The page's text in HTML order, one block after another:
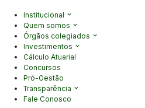
Institucional
Quem somos
Órgãos colegiados
Investimentos
Cálculo Atuarial
Concursos
Pró-Gestão
Transparência
Fale Conosco